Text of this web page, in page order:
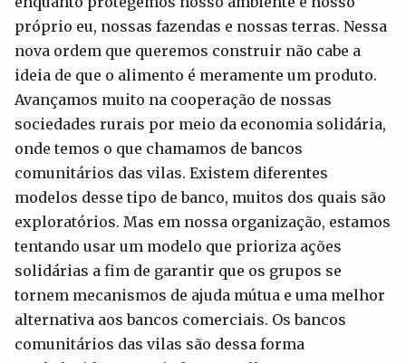
próprio eu, nossas fazendas e nossas terras. Nessa
nova ordem que queremos construir não cabe a
ideia de que o alimento é meramente um produto.
Avançamos muito na cooperação de nossas
sociedades rurais por meio da economia solidária,
onde temos o que chamamos de bancos
comunitários das vilas. Existem diferentes
modelos desse tipo de banco, muitos dos quais são
exploratórios. Mas em nossa organização, estamos
tentando usar um modelo que prioriza ações
solidárias a fim de garantir que os grupos se
tornem mecanismos de ajuda mútua e uma melhor
alternativa aos bancos comerciais. Os bancos
comunitários das vilas são dessa forma